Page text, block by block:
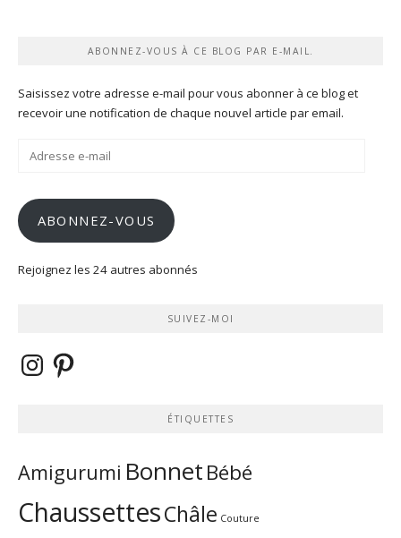
ABONNEZ-VOUS À CE BLOG PAR E-MAIL.
Saisissez votre adresse e-mail pour vous abonner à ce blog et
recevoir une notification de chaque nouvel article par email.
Adresse
ABONNEZ-VOUS
Rejoignez les 24 autres abonnés
SUIVEZ-MOI
InstagramPinterest
ÉTIQUETTES
Amigurumi BonnetBébé
ChaussettesChâle Couture